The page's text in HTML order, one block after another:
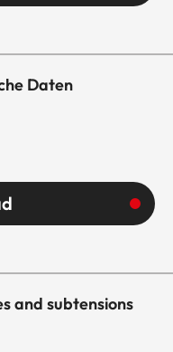
Daten
and subtensions